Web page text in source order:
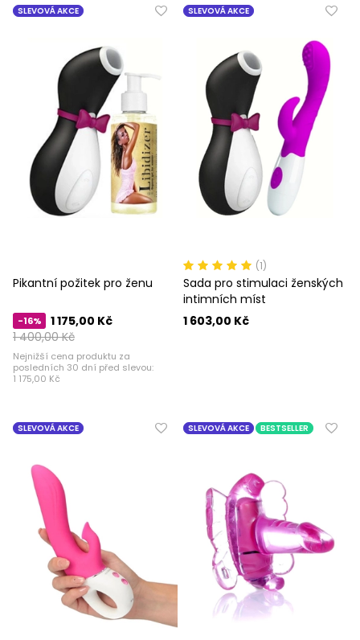
SLEVOVÁ AKCE
Pikantní požitek pro ženu
-16%
1 400,00 Kč
1 175,00 Kč
Nejnižší cena produktu za
posledních 30 dní před slevou:
1 175,00 Kč
SLEVOVÁ AKCE
(1)
Sada pro stimulaci ženských
intimních míst
1 603,00 Kč
SLEVOVÁ AKCE SLEVOVÁ AKCE BESTSELLER